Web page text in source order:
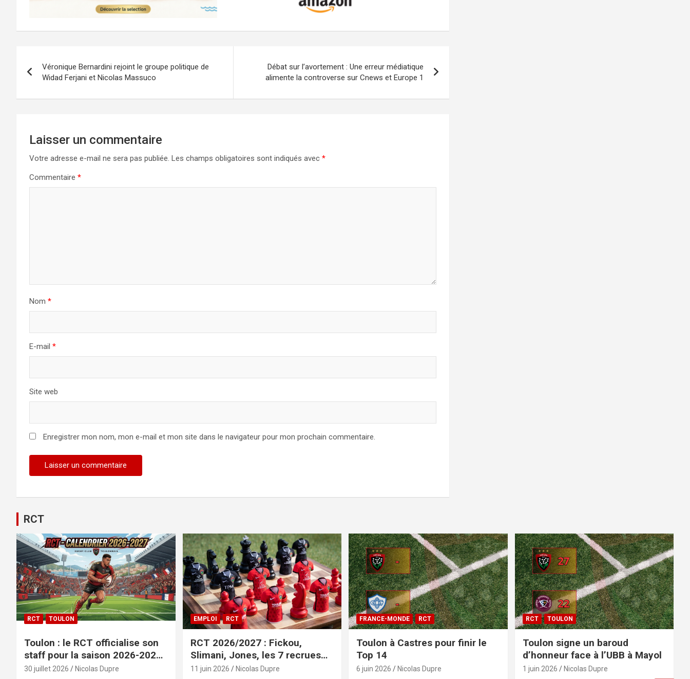
de
l’article
Véronique Bernardini rejoint le groupe politique de
Widad Ferjani et Nicolas Massuco
Débat sur l’avortement : Une erreur médiatique
alimente la controverse sur Cnews et Europe 1
Laisser un commentaire
Votre adresse e-mail ne sera pas publiée. Les champs obligatoires sont indiqués avec *
Commentaire *
Nom *
E-mail *
Site web
Enregistrer mon nom, mon e-mail et mon site dans le navigateur pour mon prochain commentaire.
RCT
RCT TOULON
Toulon : le RCT officialise son
staff pour la saison 2026-2027+
le calendrier
30 juillet 2026 Nicolas Dupre
EMPLOI RCT
RCT 2026/2027 : Fickou,
Slimani, Jones, les 7 recrues
officialisées
11 juin 2026 Nicolas Dupre
FRANCE-MONDE RCT
Toulon à Castres pour finir le
Top 14
6 juin 2026 Nicolas Dupre
RCT TOULON
Toulon signe un baroud
d’honneur face à l’UBB à Mayol
1 juin 2026 Nicolas Dupre